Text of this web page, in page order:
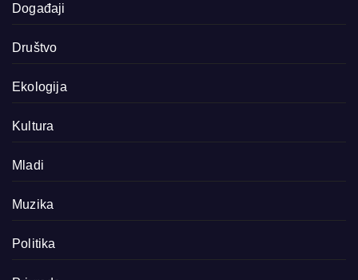
Događaji
Društvo
Ekologija
Kultura
Mladi
Muzika
Politika